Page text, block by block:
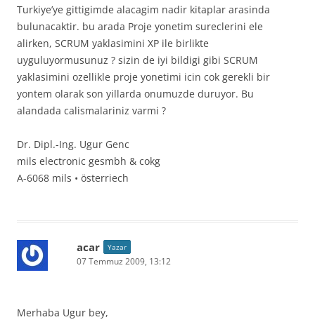
Turkiye’ye gittigimde alacagim nadir kitaplar arasinda
bulunacaktir. bu arada Proje yonetim sureclerini ele
alirken, SCRUM yaklasimini XP ile birlikte
uyguluyormusunuz ? sizin de iyi bildigi gibi SCRUM
yaklasimini ozellikle proje yonetimi icin cok gerekli bir
yontem olarak son yillarda onumuzde duruyor. Bu
alandada calismalariniz varmi ?
Dr. Dipl.-Ing. Ugur Genc
mils electronic gesmbh & cokg
A-6068 mils • österriech
acar Yazar
07 Temmuz 2009, 13:12
Merhaba Ugur bey,